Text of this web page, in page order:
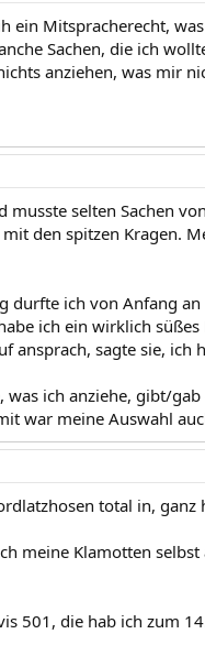
ein Mitspracherecht,
Sachen, die ich
anziehen, was mir
selten Sachen
den spitzen Kragen.
durfte ich von Anfang
ich ein wirklich
ansprach, sagte sie, ich
ich anziehe, gibt/
war meine Auswahl
total in,
meine Klamotten
501, die hab ich zum